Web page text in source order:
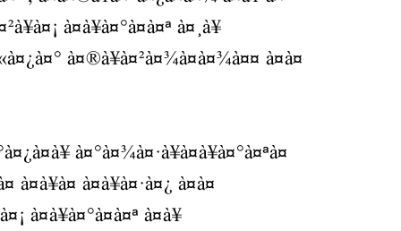
à¤à¥à¤°à¤à¤ª à¤¸à¥
à¤®à¥à¤²à¤¾à¤à¤¾à¤¤ à¤à¤
à¤°à¤¾à¤·à¥à¤à¥à¤°à¤ªà¤
à¤à¥à¤ à¤à¥à¤·à¤¿ à¤à¤
à¤à¥à¤°à¤à¤ª à¤à¥